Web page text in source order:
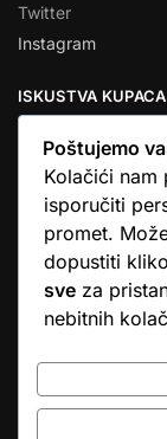
Twitter
Instagram
ISKUSTVA KUPACA
★★★★★
… Ono što me se
dobijem što sam
zove, samo
Stjepan D.M.
© Argus
Poštujemo
Kolačići nam
isporučiti
promet.
dopustiti
sve za
nebitnih